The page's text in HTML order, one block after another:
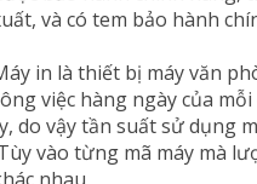
và có tem bảo hành
in là thiết bị máy văn
việc hàng ngày của
do vậy tần suất sử dụng
vào từng mã máy mà
nhau